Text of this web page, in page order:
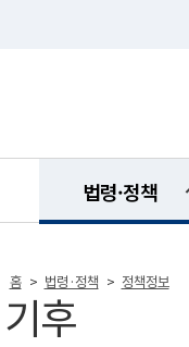
법령·정책
홈 > 법령·정책 > 정책정보
기후